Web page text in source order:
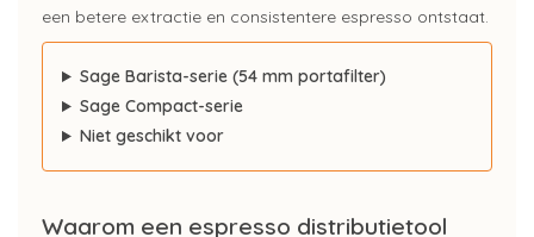
een betere extractie en consistentere espresso ontstaat.
Sage Barista-serie (54 mm portafilter)
Sage Compact-serie
Niet geschikt voor
Waarom een espresso distributietool